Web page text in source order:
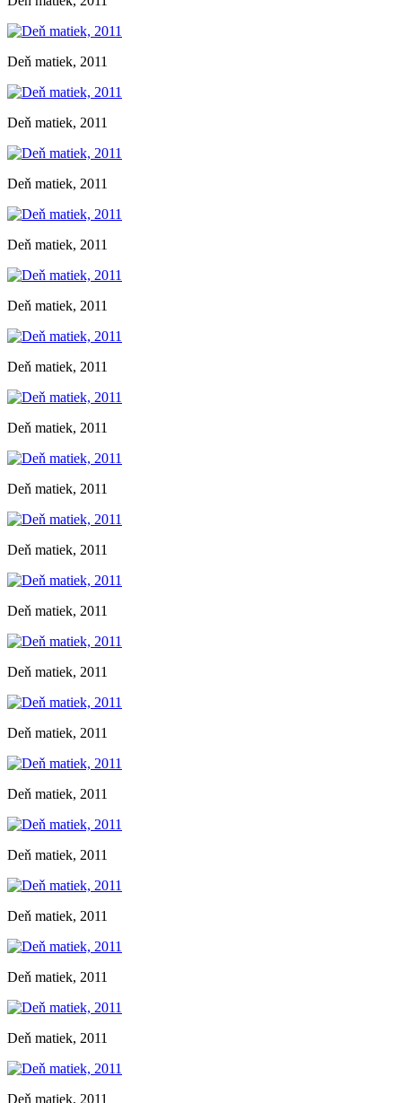
Deň matiek, 2011
Deň matiek, 2011
Deň matiek, 2011
Deň matiek, 2011
Deň matiek, 2011
Deň matiek, 2011
Deň matiek, 2011
Deň matiek, 2011
Deň matiek, 2011
Deň matiek, 2011
Deň matiek, 2011
Deň matiek, 2011
Deň matiek, 2011
Deň matiek, 2011
Deň matiek, 2011
Deň matiek, 2011
Deň matiek, 2011
Deň matiek, 2011